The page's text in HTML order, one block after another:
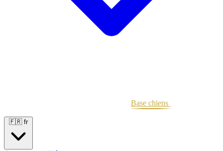
Base chiens
🇫🇷 fr